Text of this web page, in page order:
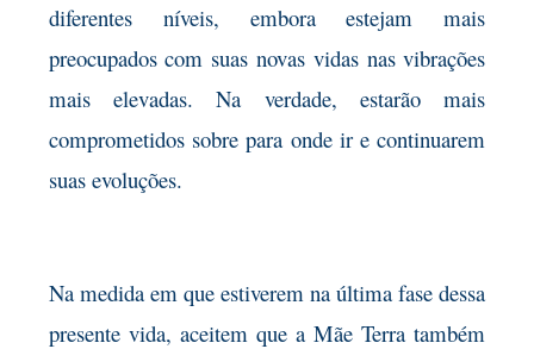
diferentes níveis, embora estejam mais
preocupados com suas novas vidas nas vibrações
mais elevadas. Na verdade, estarão mais
comprometidos sobre para onde ir e continuarem
suas evoluções.
Na medida em que estiverem na última fase dessa
presente vida, aceitem que a Mãe Terra também